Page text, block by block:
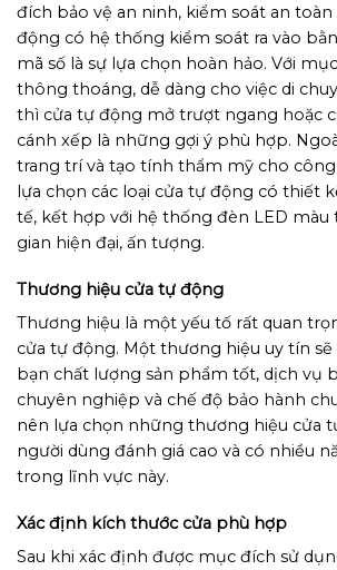
đích bảo vệ an ninh, kiểm soát an
động có hệ thống kiểm soát ra vào
mã số là sự lựa chọn hoàn hảo. Với
thông thoáng, dễ dàng cho việc di
thì cửa tự động mở trượt ngang hoặc
cánh xếp là những gợi ý phù hợp.
trang trí và tạo tính thẩm mỹ cho
lựa chọn các loại cửa tự động có thiết
tế, kết hợp với hệ thống đèn LED
gian hiện đại, ấn tượng.
Thương hiệu cửa tự động
Thương hiệu là một yếu tố rất quan
cửa tự động. Một thương hiệu uy tín
bạn chất lượng sản phẩm tốt, dịch vụ
chuyên nghiệp và chế độ bảo hành
nên lựa chọn những thương hiệu cửa
người dùng đánh giá cao và có nhiều
trong lĩnh vực này.
Xác định kích thước cửa phù hợp
Sau khi xác định được mục đích sử